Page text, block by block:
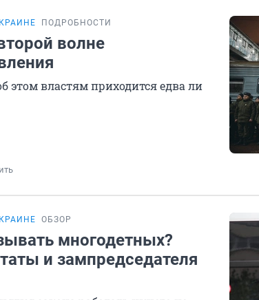
ПОДРОБНОСТИ
волне
этом властям приходится едва ли
ОБЗОР
многодетных?
и зампредседателя